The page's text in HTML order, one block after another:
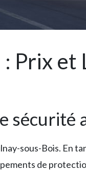
Prix et
sécurité
sous-Bois. En
de